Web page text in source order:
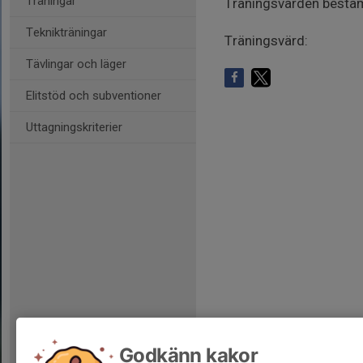
Teknikträningar
Tävlingar och läger
Elitstöd och subventioner
Uttagningskriterier
Träningsvärden
Träningsvärd:
Godkänn kakor